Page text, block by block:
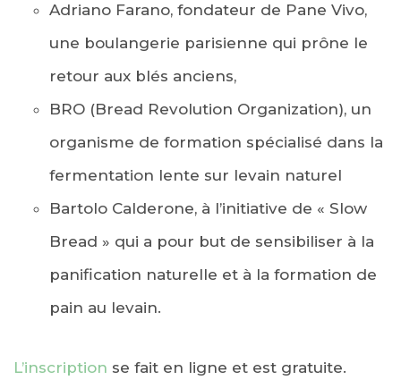
Adriano Farano, fondateur de Pane Vivo,
une boulangerie parisienne qui prône le
retour aux blés anciens,
BRO (Bread Revolution Organization), un
organisme de formation spécialisé dans la
fermentation lente sur levain naturel
Bartolo Calderone, à l’initiative de « Slow
Bread » qui a pour but de sensibiliser à la
panification naturelle et à la formation de
pain au levain.
L’inscription se fait en ligne et est gratuite.